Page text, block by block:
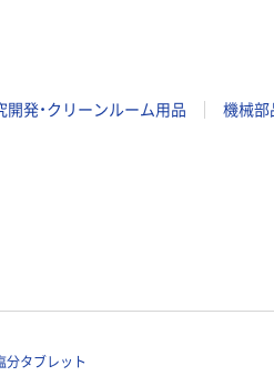
開発・クリーンルーム用品 機械部
分タブレット